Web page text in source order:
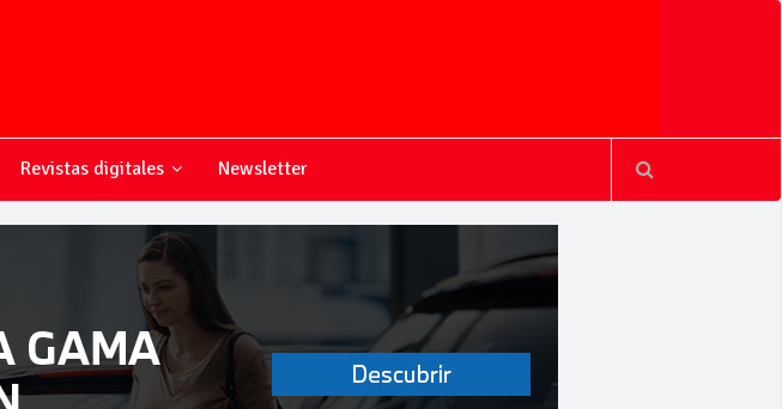
Revistas digitales Newsletter